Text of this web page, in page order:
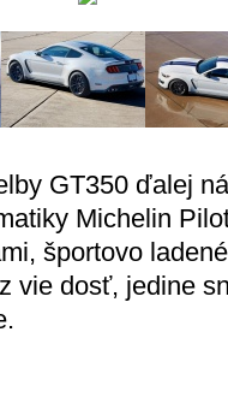
GT350 ďalej
Michelin
športovo
vie dosť, jedine